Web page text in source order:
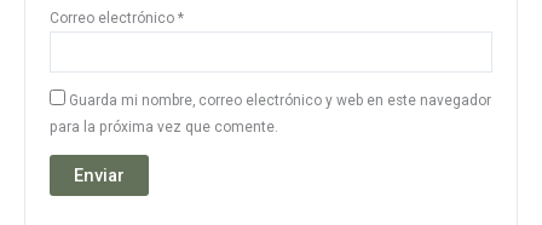
Correo electrónico *
Guarda mi nombre, correo electrónico y web en este navegador
para la próxima vez que comente.